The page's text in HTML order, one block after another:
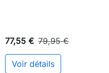
77,55 € 79,95 €
Voir détails